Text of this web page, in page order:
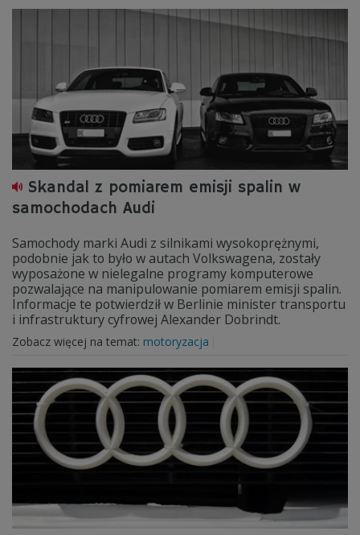
Skandal z pomiarem emisji spalin w
samochodach Audi
Samochody marki Audi z silnikami wysokoprężnymi,
podobnie jak to było w autach Volkswagena, zostały
wyposażone w nielegalne programy komputerowe
pozwalające na manipulowanie pomiarem emisji spalin.
Informacje te potwierdził w Berlinie minister transportu
i infrastruktury cyfrowej Alexander Dobrindt.
Zobacz więcej na temat: motoryzacja